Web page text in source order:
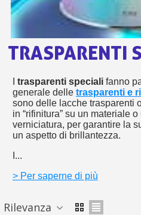
TRASPARENTI
trasparenti speciali fanno
generale delle trasparenti e
sono delle lacche trasparenti
in “rifinitura” su un materiale
verniciatura, per garantire la
un aspetto di brillantezza.
I...
> Per saperne di più
Rilevanza